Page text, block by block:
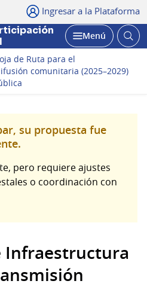
Ingresar a la Plataforma
Abrir
Menú
de Ruta para el
comunitaria (2025–2029)
su propuesta fue
pero requiere ajustes
o coordinación con
Infraestructura